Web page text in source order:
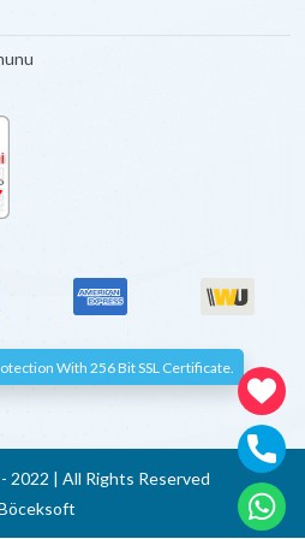
özel bir tatil deneyimi
veya sadece havuz
gibi aktivitelerle tatilinizi daha
Bu, tatil deneyiminizi
tanır ve unutulmaz anlar
olur. Isıtmalı havuzlu villa kiralama
ile Balayı
tatili genellikle yaz aylarında
aylarında da tercih edilebilir. Bu
tanık olmak
balayı tatillerinde havuz
With 256 Bit SSL Certificate.
2022 | All Rights Reserved